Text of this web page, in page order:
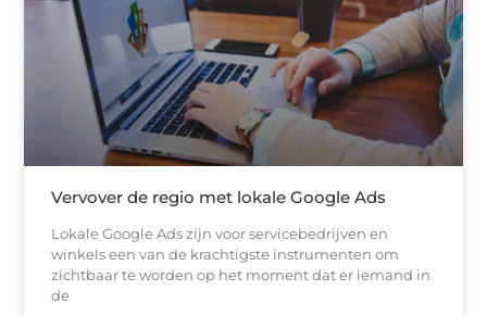
Vervover de regio met lokale Google Ads
Lokale Google Ads zijn voor servicebedrijven en
winkels een van de krachtigste instrumenten om
zichtbaar te worden op het moment dat er iemand in
de